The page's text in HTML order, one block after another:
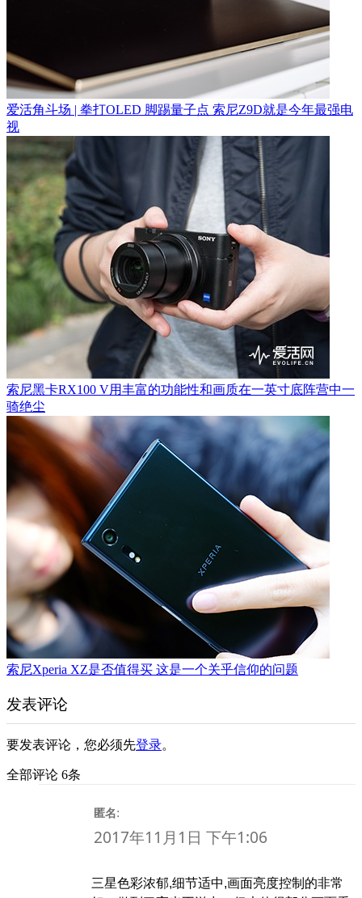
爱活角斗场 | 拳打OLED 脚踢量子点 索尼Z9D就是今年最强电
视
索尼黑卡RX100 V用丰富的功能性和画质在一英寸底阵营中一
骑绝尘
索尼Xperia XZ是否值得买 这是一个关乎信仰的问题
发表评论
要发表评论，您必须先登录。
全部评论 6条
匿名:
2017年11月1日 下午1:06
三星色彩浓郁,细节适中,画面亮度控制的非常